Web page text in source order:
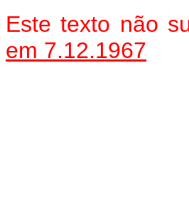
Este texto não
em 7.12.1967